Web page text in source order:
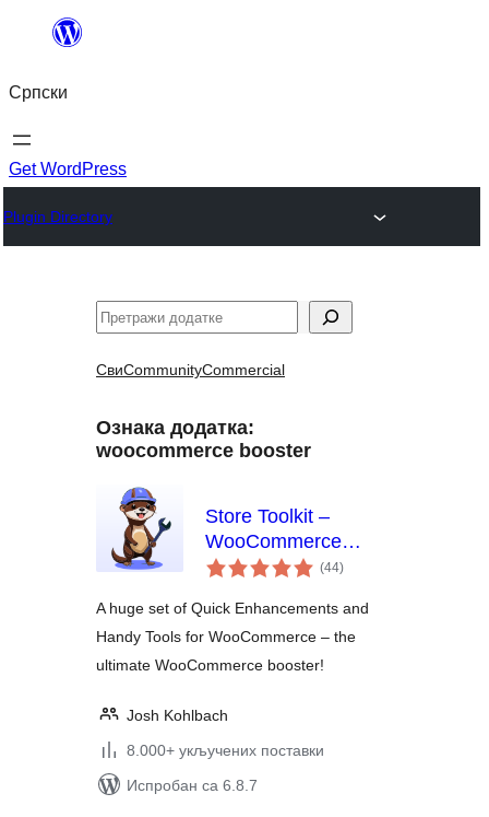
Скочи
садржај
Српски
Get WordPress
Plugin Directory
Претрага
СвиCommunityCommercial
Ознака додатка:
woocommerce booster
Store Toolkit –
WooCommerce
Extensions, Quick
Handy Tools
(44укупних
оцена
)
A huge set of Quick Enhancements and
Handy Tools for WooCommerce – the
ultimate WooCommerce booster!
Josh Kohlbach
8.000+ укључених поставки
Испробан са 6.8.7